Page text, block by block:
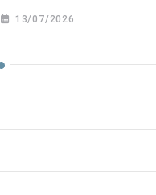
13/07/2026